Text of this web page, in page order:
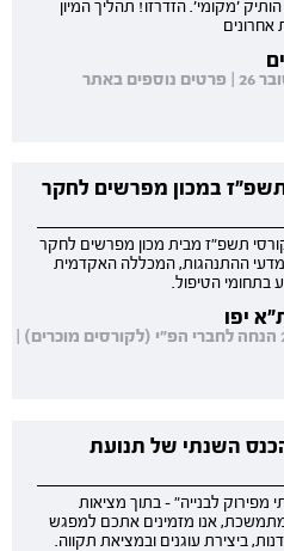
'מקומי'. הזדרזו! תהליך המיון
אחרונים
תחילת העסקה ולימודים באוקטובר 26 | פרטים נוספים באתר
במכון מפרשים לחקר
תשפ"ז מבית מכון מפרשים לחקר
ההתנהגות, המכללה האקדמית
בתחומי הטיפול.
יפו
15% הנחת רישום עד 14/08 | 20% הנחה לחברי הפ"י (לקורסים מוכרים) |
השנתי של תנועת
לבנייה" - בתוך מציאות
אנו מזמינים אתכם למפגש
ביצירת עוגנים ובמציאת תקווה.